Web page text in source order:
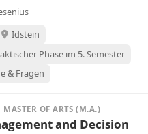
Idstein
Phase im 5. Semester
& Fragen
MASTER OF ARTS (M.A.)
and Decision